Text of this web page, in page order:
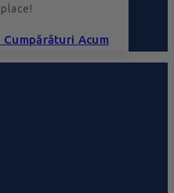
Cumpărături Acum